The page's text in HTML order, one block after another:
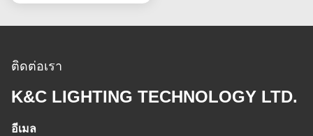
ติดต่อเรา
K&C LIGHTING TECHNOLOGY LTD.
อีเมล